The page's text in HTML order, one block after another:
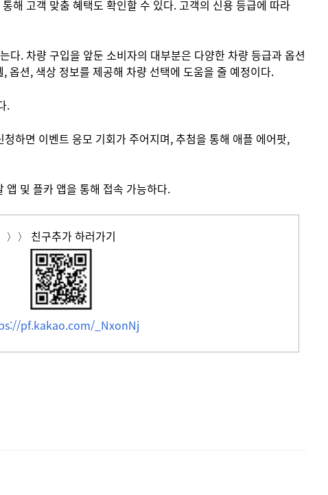
해 고객 맞춤 혜택도 확인할 수 있다. 고객의 신용 등급에 따라
. 차량 구입을 앞둔 소비자의 대부분은 다양한 차량 등급과 옵션
옵션, 색상 정보를 제공해 차량 선택에 도움을 줄 예정이다.
.
하면 이벤트 응모 기회가 주어지며, 추첨을 통해 애플 에어팟,
및 플카 앱을 통해 접속 가능하다.
〉〉 친구추가 하러가기
pf.kakao.com/_NxonNj